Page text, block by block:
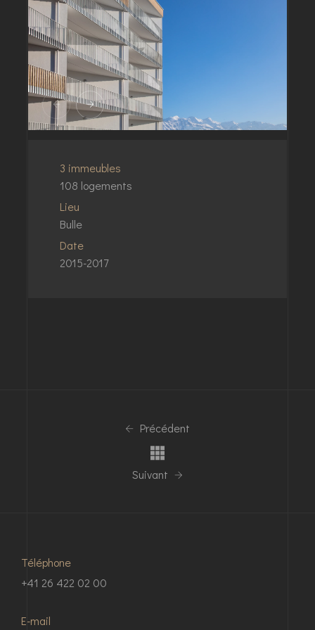
3 immeubles
108 logements
Lieu
Bulle
Date
2015-2017
Précédent
Suivant
Téléphone
+41 26 422 02 00
E-mail